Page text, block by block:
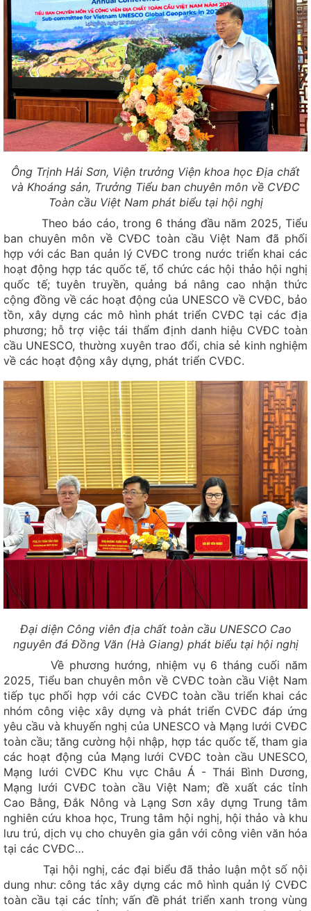
Ông Trịnh Hải Sơn, Viện trưởng Viện khoa học Địa chất
và Khoáng sản, Trưởng Tiểu ban chuyên môn về CVĐC
Toàn cầu Việt Nam phát biểu tại hội nghị
Theo báo cáo, trong 6 tháng đầu năm 2025, Tiểu
ban chuyên môn về CVĐC toàn cầu Việt Nam đã phối
hợp với các Ban quản lý CVĐC trong nước triển khai các
hoạt động hợp tác quốc tế, tổ chức các hội thảo hội nghị
quốc tế; tuyên truyền, quảng bá nâng cao nhận thức
cộng đồng về các hoạt động của UNESCO về CVĐC, bảo
tồn, xây dựng các mô hình phát triển CVĐC tại các địa
phương; hỗ trợ việc tái thẩm định danh hiệu CVĐC toàn
cầu UNESCO, thường xuyên trao đổi, chia sẻ kinh nghiệm
về các hoạt động xây dựng, phát triển CVĐC.
Đại diện Công viên địa chất toàn cầu UNESCO Cao
nguyên đá Đồng Văn (Hà Giang) phát biểu tại hội nghị
Về phương hướng, nhiệm vụ 6 tháng cuối năm
2025, Tiểu ban chuyên môn về CVĐC toàn cầu Việt Nam
tiếp tục phối hợp với các CVĐC toàn cầu triển khai các
nhóm công việc xây dựng và phát triển CVĐC đáp ứng
yêu cầu và khuyến nghị của UNESCO và Mạng lưới CVĐC
toàn cầu; tăng cường hội nhập, hợp tác quốc tế, tham gia
các hoạt động của Mạng lưới CVĐC toàn cầu UNESCO,
Mạng lưới CVĐC Khu vực Châu Á - Thái Bình Dương,
Mạng lưới CVĐC toàn cầu Việt Nam; đề xuất các tỉnh
Cao Bằng, Đắk Nông và Lạng Sơn xây dựng Trung tâm
nghiên cứu khoa học, Trung tâm hội nghị, hội thảo và khu
lưu trú, dịch vụ cho chuyên gia gắn với công viên văn hóa
tại các CVĐC…
Tại hội nghị, các đại biểu đã thảo luận một số nội
dung như: công tác xây dựng các mô hình quản lý CVĐC
toàn cầu tại các tỉnh; vấn đề phát triển xanh trong vùng
Rừng Voọc mũi hếch - Snub-nosed Monkey Forest
Thác núi Ba Tiên - Three Fairy Mountain Stream
Hợp tác xã dệt người Tày - Tay Textile Cooperative
Toàn cảnh hẻm vực Nậm Lang - Nam Lang Canyon
Panorama
Toàn cảnh Lũng Hồ - Lung Ho Panorama
Đồn Pháp Đường Thượng - Duong Thuong French Fortress
Rừng chè cổ thụ Ngam La - Ngam La Ancient Forest of Teas
Mỏ Antimon - Mậu Duệ / Mau Due Antimony Mine
Cua chữ M - Snake Pass
Chân trời karst - Karst Horizon
Thiết Giao Long Phá Thạch - Stone Crocodile
Điểm Cực Bắc - Northernmost Point of Vietnam
Cổng trời Quản Bạ - Quan Ba Heaven Gate
Ngọc Bích Nho Quế - Hẻm vực Tu Sản / Emerald Nho Que -
Tu San Canyon
Thạch Kê - Thạch Khuyển / Rooster-shaped Rock - Dog-
shaped Rock
Đền thờ Thần Nước / Water Shrine
Lung Cam Hmong Cultural Village - Traditional Hmong
Architecture
Làng văn hoá du lịch cộng đồng thôn Lũng Cẩm
Thạch Kê Thạch Khuyển
Động Lùng Khúy
Hội nghị thường niên của Tiểu ban chuyên môn về Công viên
địa chất toàn cầu UNESCO Việt Nam năm 2026
Tập huấn bồi dưỡng, tuyên truyền về ứng phó với biến đổi
khí hậu, tai biến địa chất trên vùng Công...
Bản Khun và câu chuyện về “làng du lịch hạnh phúc”
Cao nguyên đá” năm 2026
Đoàn công tác Sở Văn hoá, Thể thao và Du lịch tỉnh Tuyên